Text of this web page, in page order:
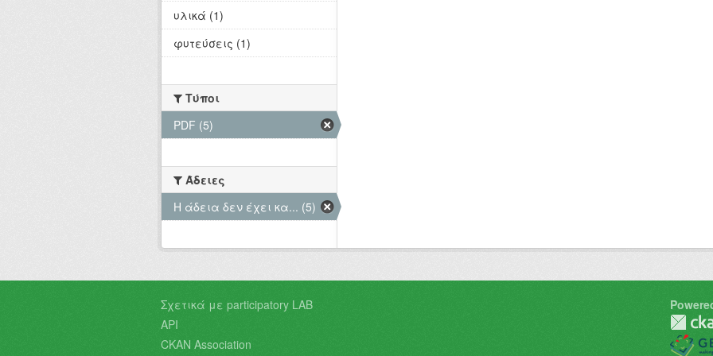
υλικά (1)
φυτεύσεις (1)
Τύποι
PDF (5)
Άδειες
Η άδεια δεν έχει κα... (5)
Σχετικά με participatory LAB
API
CKAN Association